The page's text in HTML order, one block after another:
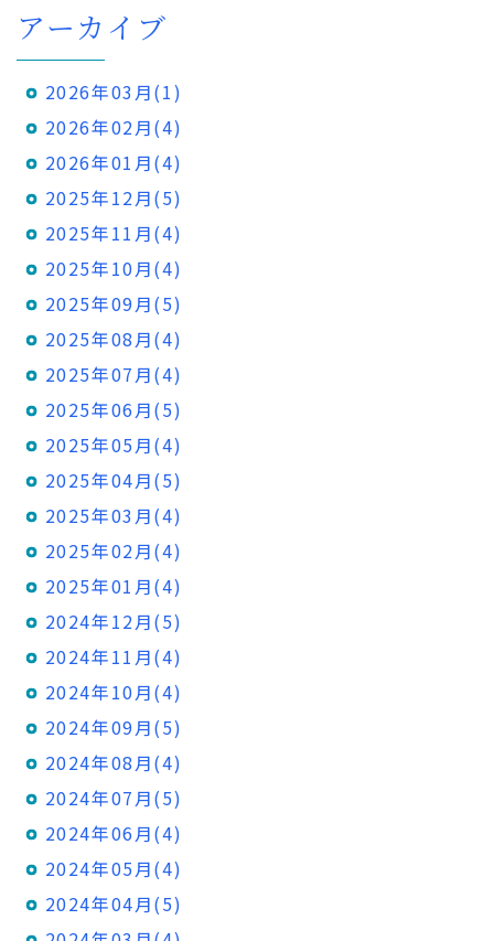
アーカイブ
2026年03月(1)
2026年02月(4)
2026年01月(4)
2025年12月(5)
2025年11月(4)
2025年10月(4)
2025年09月(5)
2025年08月(4)
2025年07月(4)
2025年06月(5)
2025年05月(4)
2025年04月(5)
2025年03月(4)
2025年02月(4)
2025年01月(4)
2024年12月(5)
2024年11月(4)
2024年10月(4)
2024年09月(5)
2024年08月(4)
2024年07月(5)
2024年06月(4)
2024年05月(4)
2024年04月(5)